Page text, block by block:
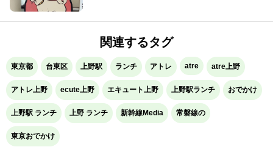
関連するタグ
東京都 台東区 上野駅 ランチ アトレ atre atre上野
アトレ上野 ecute上野 エキュート上野 上野駅ランチ おでかけ
上野駅 ランチ 上野 ランチ 新幹線Media 常磐線の
東京おでかけ